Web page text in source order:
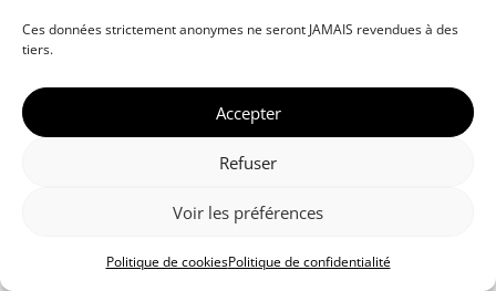
Ces données strictement anonymes ne seront JAMAIS revendues à des
tiers.
Accepter
Refuser
Voir les préférences
Politique de cookiesPolitique de confidentialité
musicale • Certifications professionnelles • Paris •